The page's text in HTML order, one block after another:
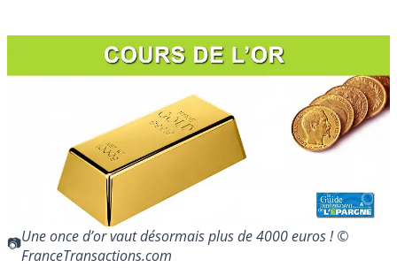
Une once d’or vaut désormais plus de 4000 euros ! ©
FranceTransactions.com